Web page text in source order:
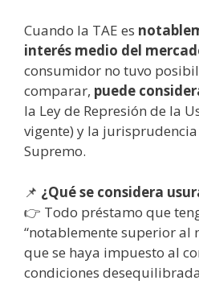
Cuando la TAE es
interés medio del
consumidor no tuvo
comparar, puede
la Ley de Represión de la
vigente) y la
Supremo.
📌 ¿Qué se considera
👉 Todo préstamo que
“notablemente superior al
que se haya impuesto al
condiciones